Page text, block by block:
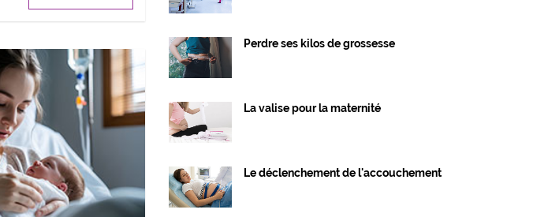
Perdre ses kilos de grossesse
La valise pour la maternité
Le déclenchement de l'accouchement